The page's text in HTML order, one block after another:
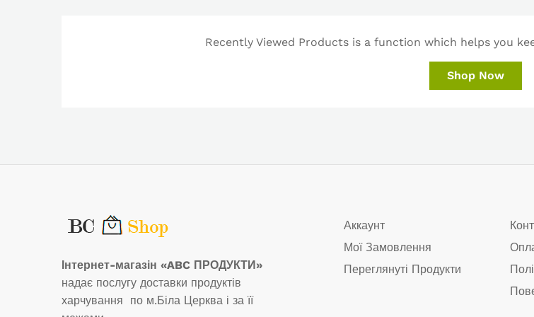
Recently Viewed Products is a function which helps you
Shop Now
Інтернет-магазін «ABC ПРОДУКТИ»
надає послугу доставки продуктів
харчування по м.Біла Церква і за її
Аккаунт
Мої Замовлення
Переглянуті Продукти